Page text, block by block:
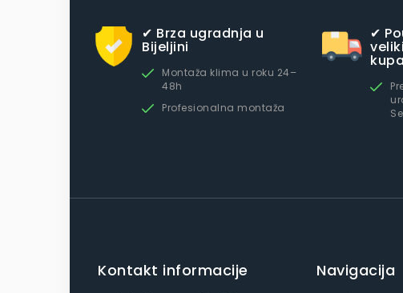
✔ Brza ugradnja u
Bijeljini
Montaža klima u roku 24–
48h
Profesionalna montaža
✔
Kontakt informacije Navigacija